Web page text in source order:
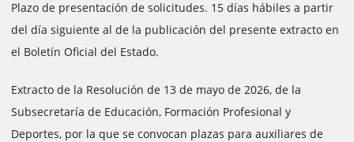
Plazo de presentación de solicitudes. 15 días hábiles a partir
del día siguiente al de la publicación del presente extracto en
el Boletín Oficial del Estado.
Extracto de la Resolución de 13 de mayo de 2026, de la
Subsecretaría de Educación, Formación Profesional y
Deportes, por la que se convocan plazas para auxiliares de